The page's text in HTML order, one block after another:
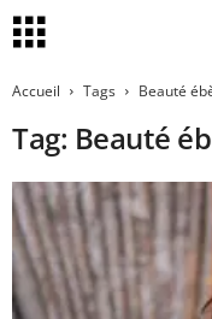
Accueil Tags Beauté
Tag: Beauté